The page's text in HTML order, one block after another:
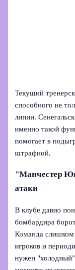
Текущий
способного не
линии.
именно такой
помогает в
штрафной.
"Манчестер
атаки
В клубе давно
бомбардира
Команда слишком
игроков и
нужен